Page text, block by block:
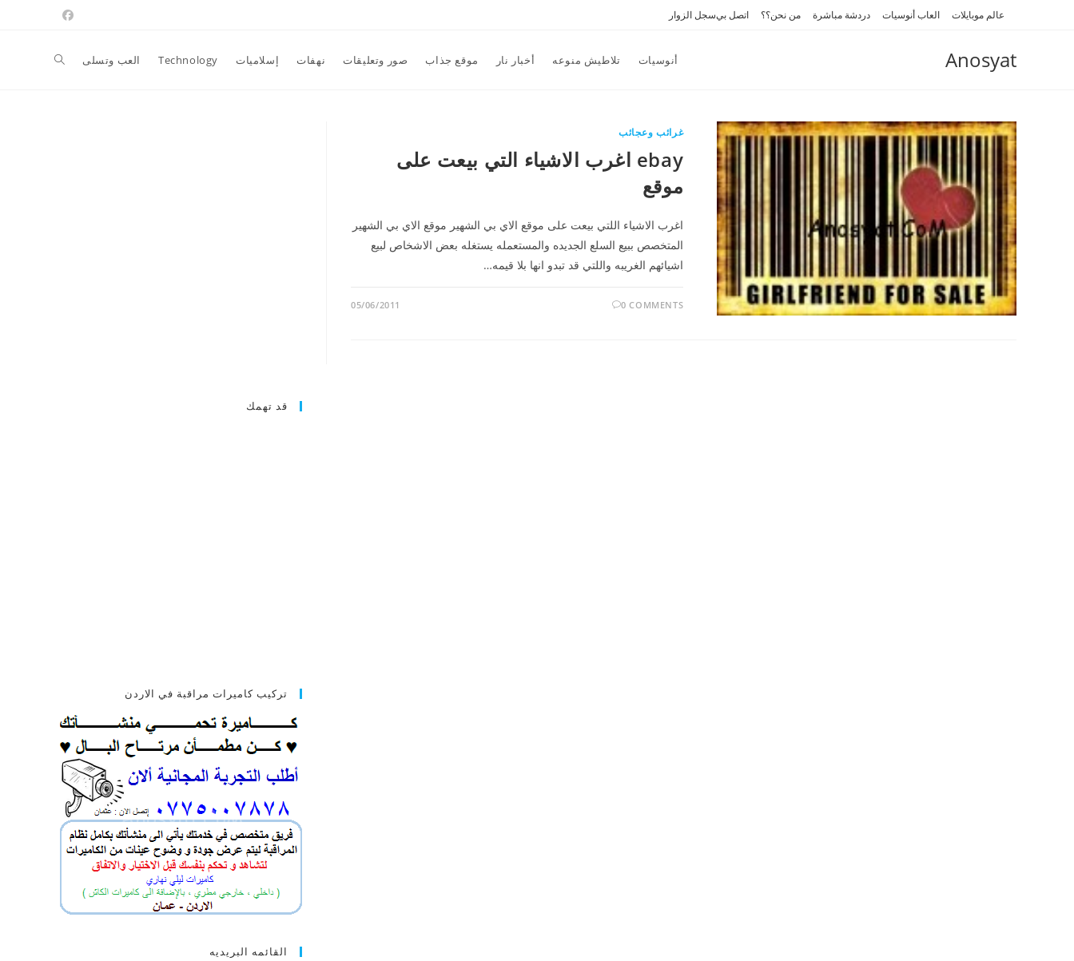
عالم موبايلات العاب أنوسيات دردشة مباشرة من نحن؟؟ اتصل بيسجل الزوار
Anosyat أنوسيات تلاطيش منوعه أخبار نار موقع جذاب صور وتعليقات نهفات إسلاميات Technology العب وتسلى Toggle
غرائب وعجائب
ebay اغرب الاشياء التي بيعت على
موقع
اغرب الاشياء اللتي بيعت على موقع الاي بي الشهير موقع الاي بي الشهير
المتخصص ببيع السلع الجديده والمستعمله يستغله بعض الاشخاص لبيع
اشيائهم الغريبه واللتي قد تبدو انها بلا قيمه…
0 COMMENTS
05/06/2011
قد تهمك
تركيب كاميرات مراقبة في الاردن
القائمه البريديه